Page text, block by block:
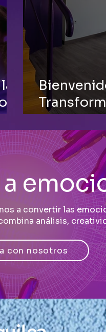
a convertir las
análisis,
con nosotros